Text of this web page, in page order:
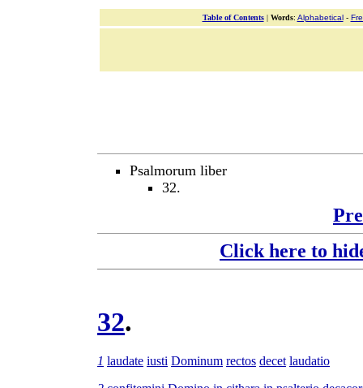
Table of Contents| Words: Alphabetical-
Psalmorum liber
32.
Click here to
32.
1 laudate iusti Dominum rectos decet laudatio